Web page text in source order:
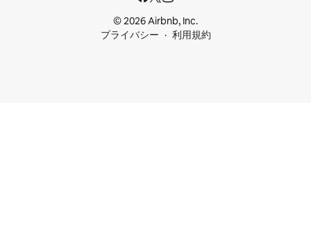
© 2026 Airbnb, Inc.
プライバシー
利用規約